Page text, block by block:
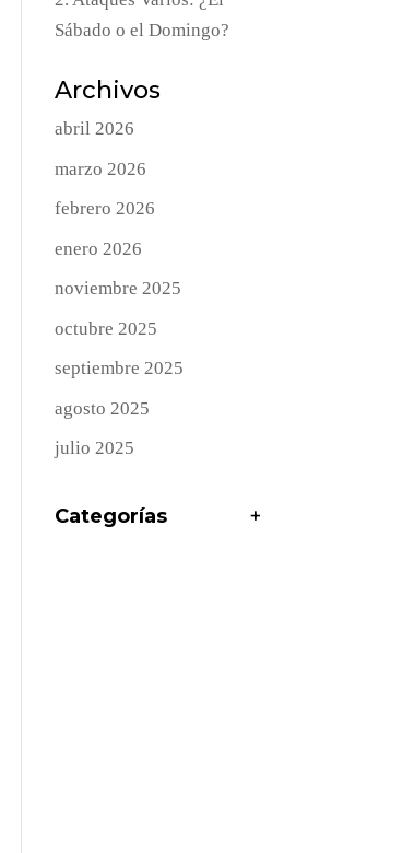
Sábado o el Domingo?
Archivos
abril 2026
marzo 2026
febrero 2026
enero 2026
noviembre 2025
octubre 2025
septiembre 2025
agosto 2025
julio 2025
Categorías +